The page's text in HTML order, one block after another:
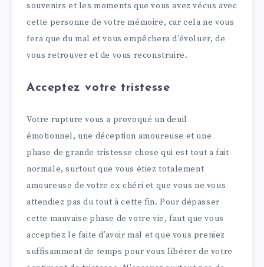
souvenirs et les moments que vous avez vécus avec
cette personne de votre mémoire, car cela ne vous
fera que du mal et vous empêchera d’évoluer, de
vous retrouver et de vous reconstruire.
Acceptez votre tristesse
Votre rupture vous a provoqué un deuil
émotionnel, une déception amoureuse et une
phase de grande tristesse chose qui est tout a fait
normale, surtout que vous étiez totalement
amoureuse de votre ex-chéri et que vous ne vous
attendiez pas du tout à cette fin. Pour dépasser
cette mauvaise phase de votre vie, faut que vous
acceptiez le faite d’avoir mal et que vous preniez
suffisamment de temps pour vous libérer de votre